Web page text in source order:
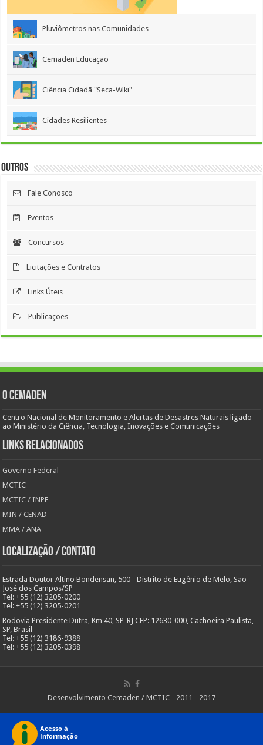
Pluviômetros nas Comunidades
Cemaden Educação
Ciência Cidadã "Seca-Wiki"
Cidades Resilientes
Outros
Fale Conosco
Eventos
Concursos
Licitações e Contratos
Links Úteis
Publicações
O Cemaden
Centro Nacional de Monitoramento e Alertas de Desastres Naturais ligado
ao Ministério da Ciência, Tecnologia, Inovações e Comunicações
Links Relacionados
Governo Federal
MCTIC
MCTIC / INPE
MIN / CENAD
MMA / ANA
Localização / Contato
Estrada Doutor Altino Bondensan, 500 - Distrito de Eugênio de Melo, São
José dos Campos/SP
Tel: +55 (12) 3205-0200
Tel: +55 (12) 3205-0201
Rodovia Presidente Dutra, Km 40, SP-RJ CEP: 12630-000, Cachoeira Paulista,
SP, Brasil
Tel: +55 (12) 3186-9388
Tel: +55 (12) 3205-0398
Desenvolvimento Cemaden / MCTIC - 2011 - 2017